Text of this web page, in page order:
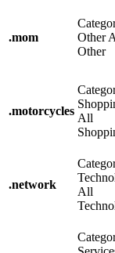
.mom
Other
Other
.motorcycles
All
.network
All